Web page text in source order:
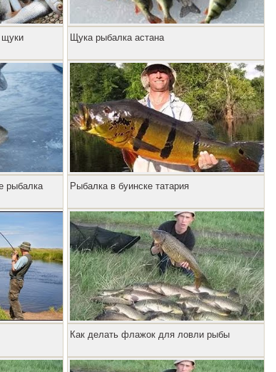
щуки Щука рыбалка астана
рыбалка
Рыбалка в буинске татария
Как делать флажок для ловли рыбы